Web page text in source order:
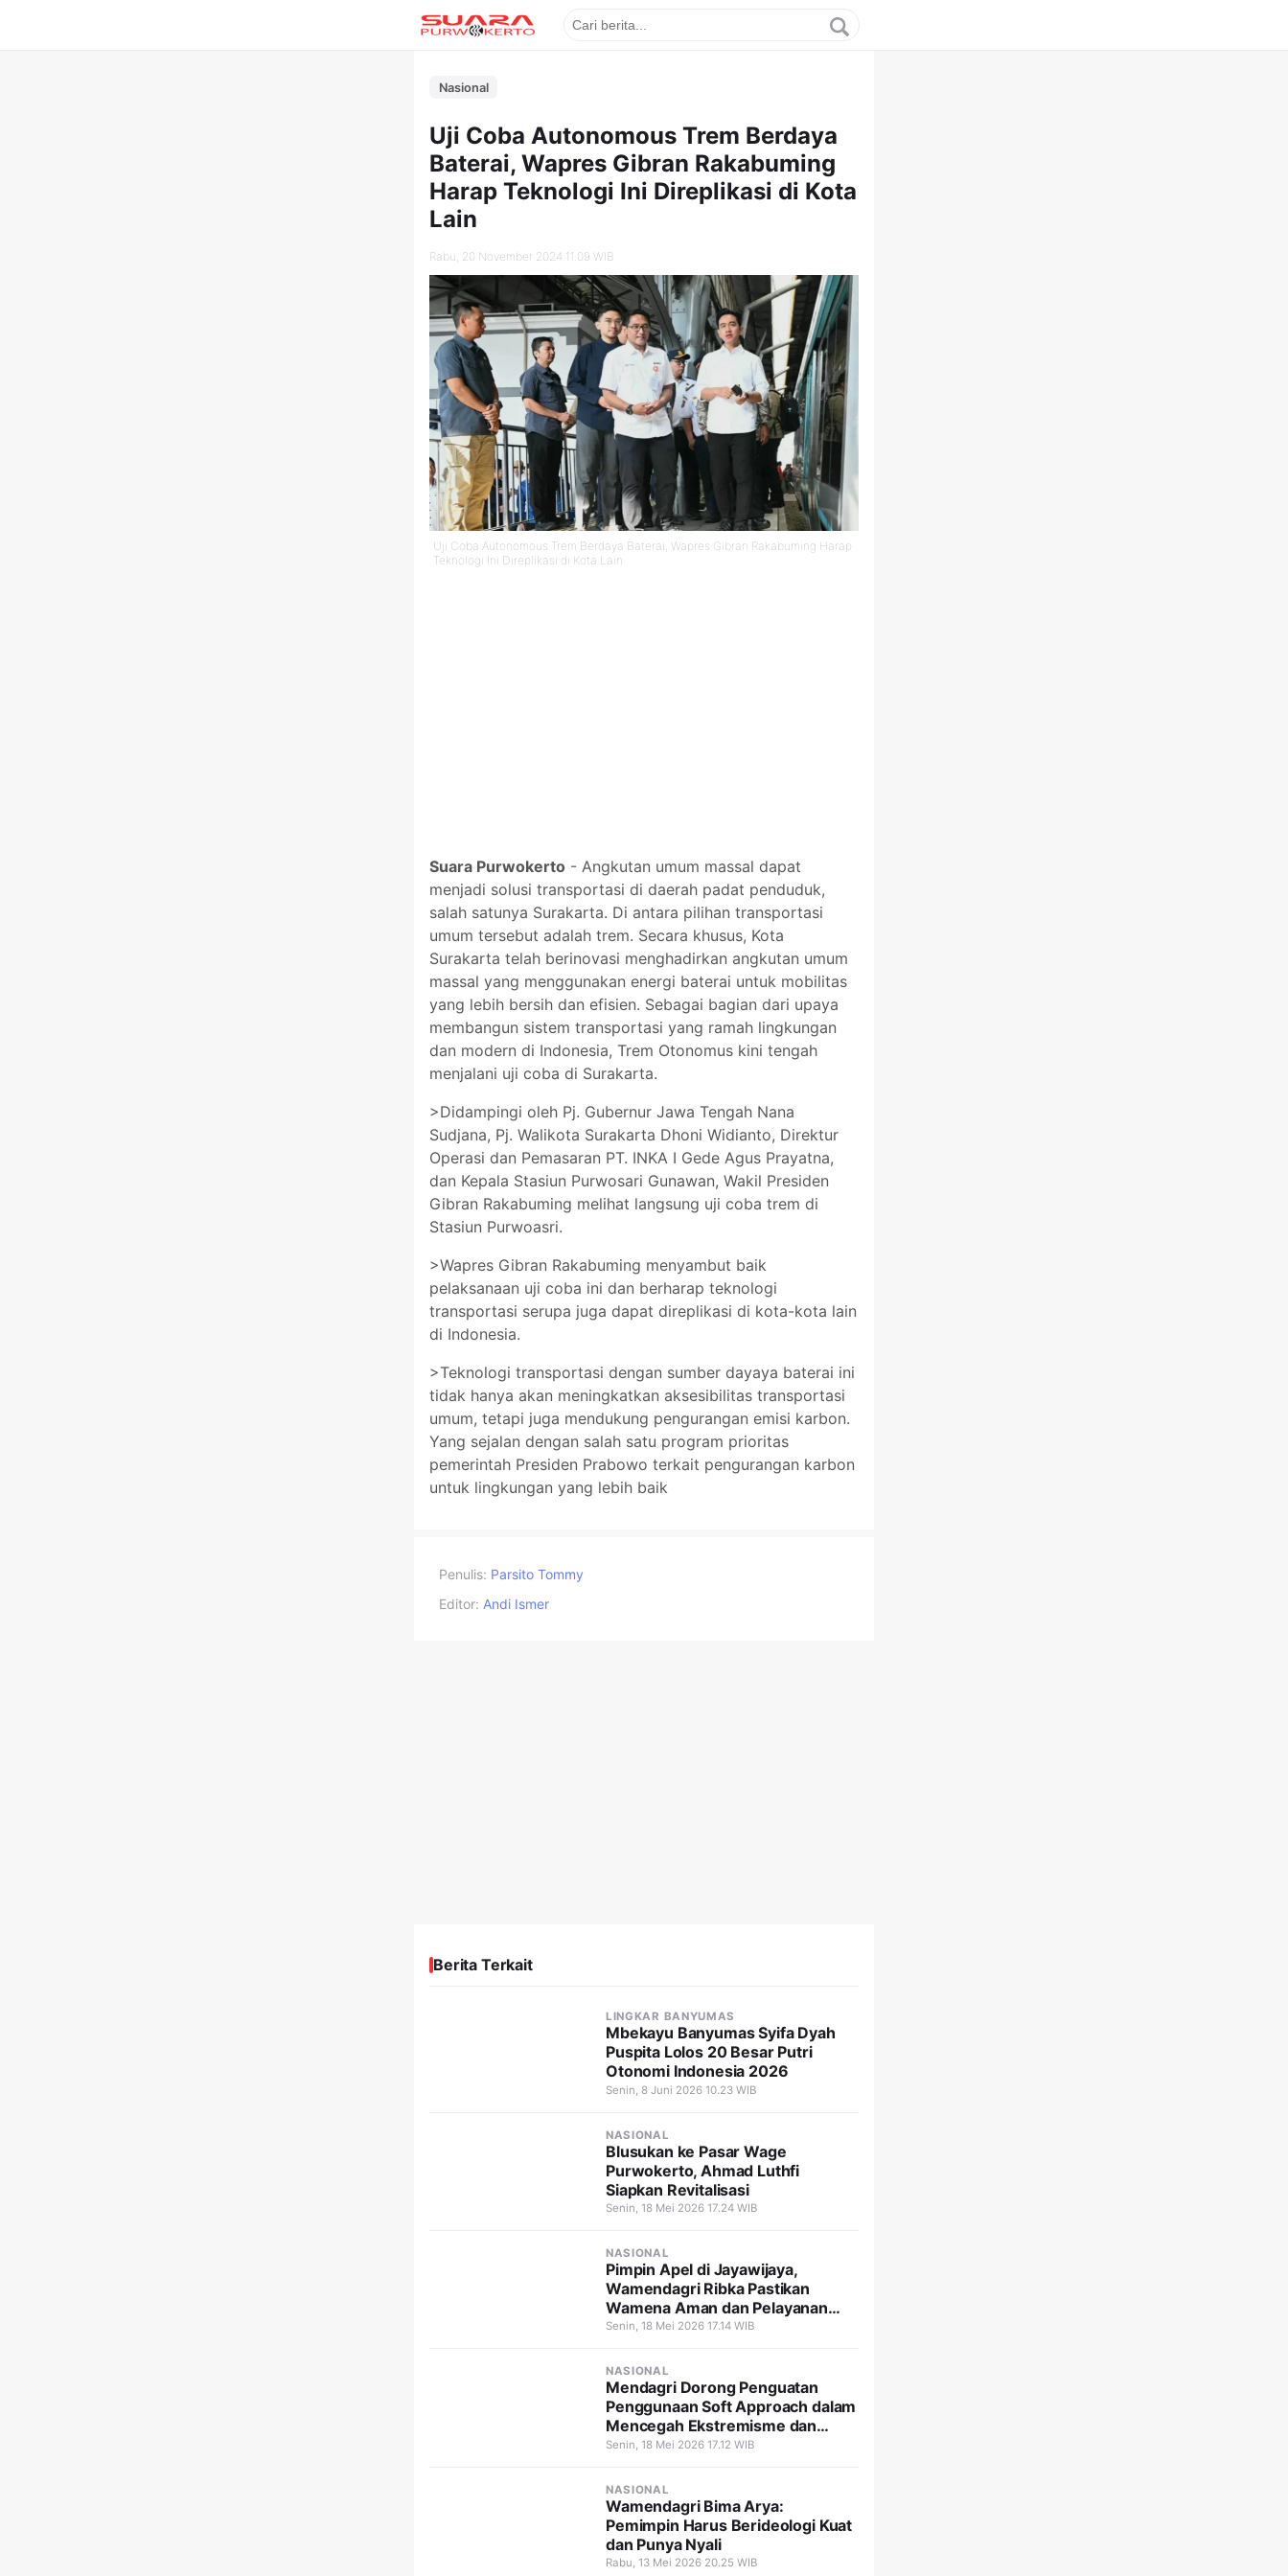
Nasional
Uji Coba Autonomous Trem Berdaya
Baterai, Wapres Gibran Rakabuming
Harap Teknologi Ini Direplikasi di Kota
Lain
Rabu, 20 November 2024 11.09 WIB
Uji Coba Autonomous Trem Berdaya Baterai, Wapres Gibran Rakabuming Harap
Teknologi Ini Direplikasi di Kota Lain
Suara Purwokerto - Angkutan umum massal dapat
menjadi solusi transportasi di daerah padat penduduk,
salah satunya Surakarta. Di antara pilihan transportasi
umum tersebut adalah trem. Secara khusus, Kota
Surakarta telah berinovasi menghadirkan angkutan umum
massal yang menggunakan energi baterai untuk mobilitas
yang lebih bersih dan efisien. Sebagai bagian dari upaya
membangun sistem transportasi yang ramah lingkungan
dan modern di Indonesia, Trem Otonomus kini tengah
menjalani uji coba di Surakarta.
>Didampingi oleh Pj. Gubernur Jawa Tengah Nana
Sudjana, Pj. Walikota Surakarta Dhoni Widianto, Direktur
Operasi dan Pemasaran PT. INKA I Gede Agus Prayatna,
dan Kepala Stasiun Purwosari Gunawan, Wakil Presiden
Gibran Rakabuming melihat langsung uji coba trem di
Stasiun Purwoasri.
>Wapres Gibran Rakabuming menyambut baik
pelaksanaan uji coba ini dan berharap teknologi
transportasi serupa juga dapat direplikasi di kota-kota lain
di Indonesia.
>Teknologi transportasi dengan sumber dayaya baterai ini
tidak hanya akan meningkatkan aksesibilitas transportasi
umum, tetapi juga mendukung pengurangan emisi karbon.
Yang sejalan dengan salah satu program prioritas
pemerintah Presiden Prabowo terkait pengurangan karbon
untuk lingkungan yang lebih baik
Penulis: Parsito Tommy
Editor: Andi Ismer
Berita Terkait
LINGKAR BANYUMAS
Mbekayu Banyumas Syifa Dyah
Puspita Lolos 20 Besar Putri
Otonomi Indonesia 2026
Senin, 8 Juni 2026 10.23 WIB
NASIONAL
Blusukan ke Pasar Wage
Purwokerto, Ahmad Luthfi
Siapkan Revitalisasi
Senin, 18 Mei 2026 17.24 WIB
NASIONAL
Pimpin Apel di Jayawijaya,
Wamendagri Ribka Pastikan
Wamena Aman dan Pelayanan
Tetap Berjalan
Senin, 18 Mei 2026 17.14 WIB
NASIONAL
Mendagri Dorong Penguatan
Penggunaan Soft Approach dalam
Mencegah Ekstremisme dan
Terorisme
Senin, 18 Mei 2026 17.12 WIB
NASIONAL
Wamendagri Bima Arya:
Pemimpin Harus Berideologi Kuat
dan Punya Nyali
Rabu, 13 Mei 2026 20.25 WIB